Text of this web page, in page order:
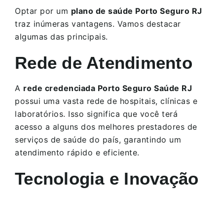
Optar por um plano de saúde Porto Seguro RJ
traz inúmeras vantagens. Vamos destacar
algumas das principais.
Rede de Atendimento
A rede credenciada Porto Seguro Saúde RJ
possui uma vasta rede de hospitais, clínicas e
laboratórios. Isso significa que você terá
acesso a alguns dos melhores prestadores de
serviços de saúde do país, garantindo um
atendimento rápido e eficiente.
Tecnologia e Inovação